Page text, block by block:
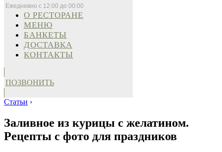
Ежедневно с 12:00 до 00:00
О РЕСТОРАНЕ
МЕНЮ
БАНКЕТЫ
ДОСТАВКА
КОНТАКТЫ
ПОЗВОНИТЬ
Статьи ›
Заливное из курицы с желатином.
Рецепты с фото для праздников